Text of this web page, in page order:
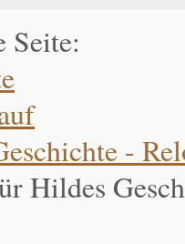
Seite:
-
Hildes